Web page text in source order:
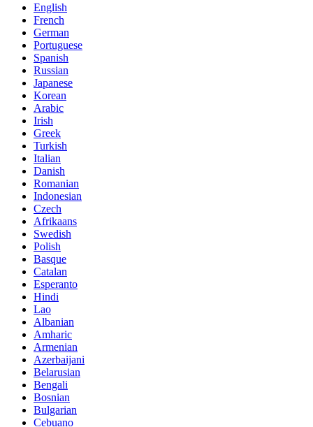
English
French
German
Portuguese
Spanish
Russian
Japanese
Korean
Arabic
Irish
Greek
Turkish
Italian
Danish
Romanian
Indonesian
Czech
Afrikaans
Swedish
Polish
Basque
Catalan
Esperanto
Hindi
Lao
Albanian
Amharic
Armenian
Azerbaijani
Belarusian
Bengali
Bosnian
Bulgarian
Cebuano